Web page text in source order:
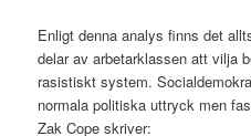
Enligt denna analys finns det
delar av arbetarklassen att vilja
rasistiskt system.
normala politiska uttryck men
Zak Cope skriver: